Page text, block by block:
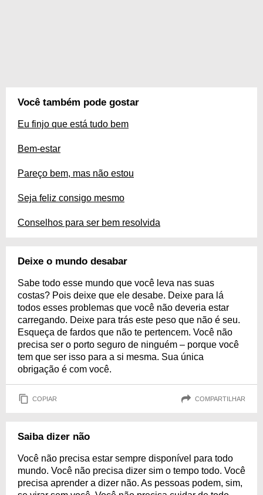
Você também pode gostar
Eu finjo que está tudo bem
Bem-estar
Pareço bem, mas não estou
Seja feliz consigo mesmo
Conselhos para ser bem resolvida
Deixe o mundo desabar
Sabe todo esse mundo que você leva nas suas
costas? Pois deixe que ele desabe. Deixe para lá
todos esses problemas que você não deveria estar
carregando. Deixe para trás este peso que não é seu.
Esqueça de fardos que não te pertencem. Você não
precisa ser o porto seguro de ninguém – porque você
tem que ser isso para a si mesma. Sua única
obrigação é com você.
COPIAR COMPARTILHAR
Saiba dizer não
Você não precisa estar sempre disponível para todo
mundo. Você não precisa dizer sim o tempo todo. Você
precisa aprender a dizer não. As pessoas podem, sim,